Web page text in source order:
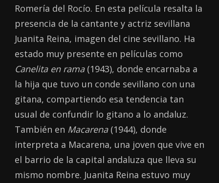
Romería del Rocío. En esta película resalta la
presencia de la cantante y actriz sevillana
Juanita Reina, imagen del cine sevillano. Ha
estado muy presente en películas como
Canelita en rama (1943), donde encarnaba a
la hija que tuvo un conde sevillano con una
gitana, compartiendo esa tendencia tan
usual de confundir lo gitano a lo andaluz.
También en Macarena (1944), donde
interpreta a Macarena, una joven que vive en
el barrio de la capital andaluza que lleva su
mismo nombre. Juanita Reina estuvo muy